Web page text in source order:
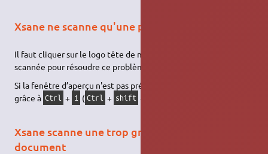
Xsane ne scanne qu'une partie du document
Il faut cliquer sur le logo tête de mort de l'aperçu de l'image
scannée pour résoudre ce problème.
Si la fenêtre d’aperçu n'est pas présente, on la fait apparaître
grâce à Ctrl + 1 ( Ctrl + shift +
Xsane scanne une trop grande partie du
document